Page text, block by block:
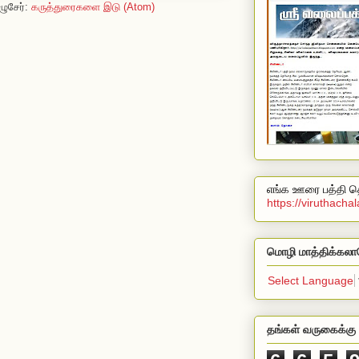
கருத்துரைகளை இடு (Atom)
எங்க ஊரை பத்தி
https://
மொழி
Select Language
தங்கள் வருகைக்கு